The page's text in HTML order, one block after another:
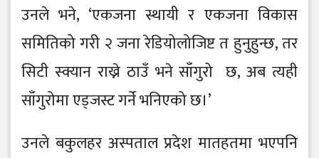
उनले भने, ‘एकजना स्थायी र एकजना विकास
समितिको गरी २ जना रेडियोलोजिष्ट त हुनुहुन्छ, तर
सिटी स्क्यान राख्ने ठाउँ भने साँगुरो छ, अब त्यही
साँगुरोमा एड्जस्ट गर्ने भनिएको छ।’
उनले बकुलहर अस्पताल प्रदेश मातहतमा भएपनि